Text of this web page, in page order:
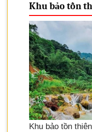
Khu bảo tồn
Khu bảo tồn